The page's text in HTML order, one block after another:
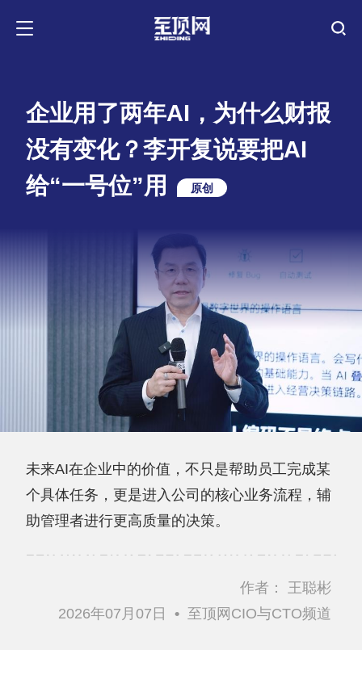
企业用了两年AI，为什么财报
没有变化？李开复说要把AI
给“一号位”用
原创
未来AI在企业中的价值，不只是帮助员工完成某
个具体任务，更是进入公司的核心业务流程，辅
助管理者进行更高质量的决策。
作者：
王聪彬
2026年07月07日
• 至顶网CIO与CTO频道